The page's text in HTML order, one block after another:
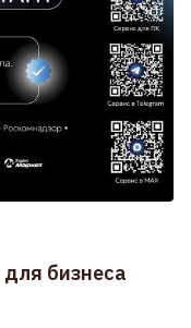
бизнеса